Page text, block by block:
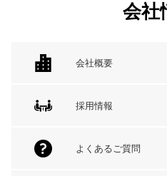
会社
会社概要
採用情報
よくあるご質問